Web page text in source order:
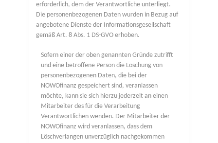
erforderlich, dem der Verantwortliche unterliegt.
Die personenbezogenen Daten wurden in Bezug auf
angebotene Dienste der Informationsgesellschaft
gemäß Art. 8 Abs. 1 DS-GVO erhoben.
Sofern einer der oben genannten Gründe zutrifft
und eine betroffene Person die Löschung von
personenbezogenen Daten, die bei der
NOWOfinanz gespeichert sind, veranlassen
möchte, kann sie sich hierzu jederzeit an einen
Mitarbeiter des für die Verarbeitung
Verantwortlichen wenden. Der Mitarbeiter der
NOWOfinanz wird veranlassen, dass dem
Löschverlangen unverzüglich nachgekommen